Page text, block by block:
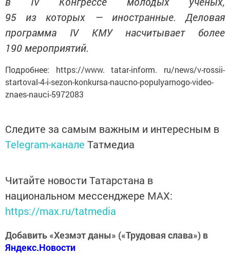
95 из которых — иностранные. Деловая
программа IV КМУ насчитывает более
190 мероприятий.
Подробнее: https://www. tatar-inform. ru/news/v-rossii-
startoval-4-i-sezon-konkursa-naucno-populyarnogo-video-
znaes-nauci-5972083
Следите за самым важным и интересным в
Telegram-канале Татмедиа
Читайте новости Татарстана в
национальном мессенджере MАХ:
https://max.ru/tatmedia
Добавить «Хезмэт даны» («Трудовая слава») в
Яндекс.Новости